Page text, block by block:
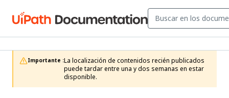
Importante :La localización de contenidos recién publicados
puede tardar entre una y dos semanas en estar
disponible.